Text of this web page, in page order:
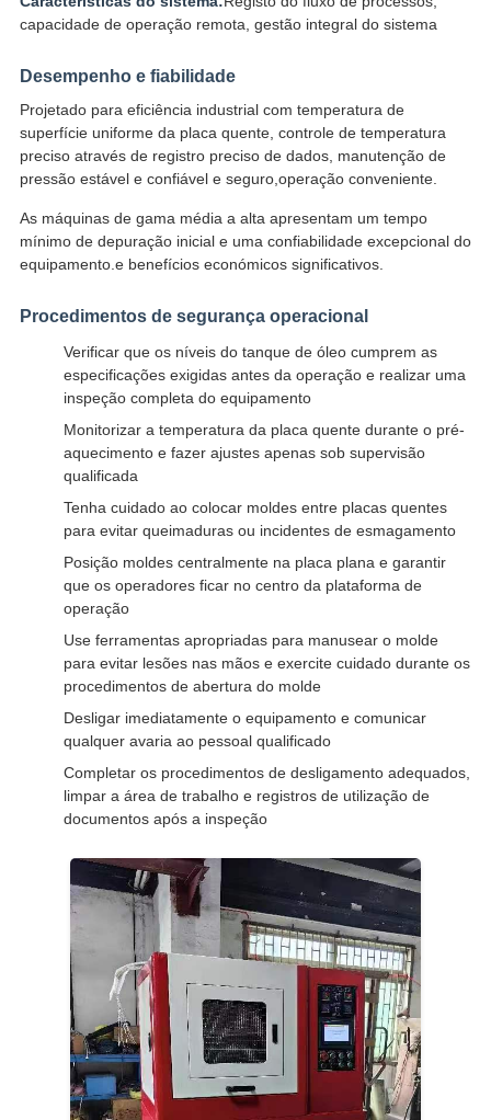
capacidade de operação remota, gestão integral do sistema
Desempenho e fiabilidade
Projetado para eficiência industrial com temperatura de
superfície uniforme da placa quente, controle de temperatura
preciso através de registro preciso de dados, manutenção de
pressão estável e confiável e seguro,operação conveniente.
As máquinas de gama média a alta apresentam um tempo
mínimo de depuração inicial e uma confiabilidade excepcional do
equipamento.e benefícios económicos significativos.
Procedimentos de segurança operacional
Verificar que os níveis do tanque de óleo cumprem as
especificações exigidas antes da operação e realizar uma
inspeção completa do equipamento
Monitorizar a temperatura da placa quente durante o pré-
aquecimento e fazer ajustes apenas sob supervisão
qualificada
Tenha cuidado ao colocar moldes entre placas quentes
para evitar queimaduras ou incidentes de esmagamento
Posição moldes centralmente na placa plana e garantir
que os operadores ficar no centro da plataforma de
operação
Use ferramentas apropriadas para manusear o molde
para evitar lesões nas mãos e exercite cuidado durante os
procedimentos de abertura do molde
Desligar imediatamente o equipamento e comunicar
qualquer avaria ao pessoal qualificado
Completar os procedimentos de desligamento adequados,
limpar a área de trabalho e registros de utilização de
documentos após a inspeção